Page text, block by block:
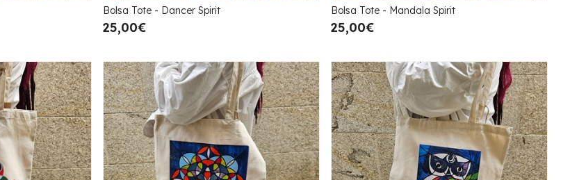
Bolsa Tote - Dancer Spirit
25,00€
Bolsa Tote - Mandala Spirit
25,00€